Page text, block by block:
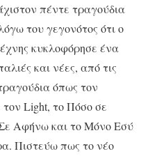
πέντε τραγούδια
του γεγονότος ότι ο
κυκλοφόρησε ένα
και νέες, από τις
όπως τον
Light, το Πόσο σε
Αφήνω και το Μόνο Εσύ
Πιστεύω πως το νέο